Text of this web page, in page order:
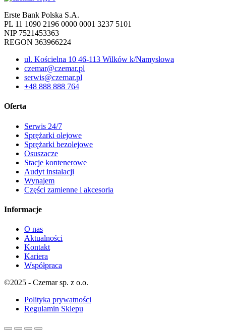
Erste Bank Polska S.A.
PL 11 1090 2196 0000 0001 3237 5101
NIP 7521453363
REGON 363966224
ul. Kościelna 10 46-113 Wilków k/Namysłowa
czemar@czemar.pl
serwis@czemar.pl
+48 888 888 764
Oferta
Serwis 24/7
Sprężarki olejowe
Sprężarki bezolejowe
Osuszacze
Stacje kontenerowe
Audyt instalacji
Wynajem
Części zamienne i akcesoria
Informacje
O nas
Aktualności
Kontakt
Kariera
Współpraca
©2025 - Czemar sp. z o.o.
Polityka prywatności
Regulamin Sklepu